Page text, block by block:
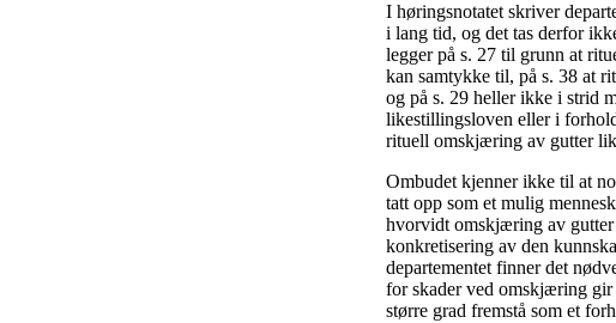
I høringsnotatet skriver
i lang tid, og det tas derfor
legger på s. 27 til grunn at
kan samtykke til, på s. 38 at
og på s. 29 heller ikke i strid
likestillingsloven eller i
rituell omskjæring av gutter
Ombudet kjenner ikke til at
tatt opp som et mulig
hvorvidt omskjæring av gutter
konkretisering av den
departementet finner det
for skader ved omskjæring gir
større grad fremstå som et